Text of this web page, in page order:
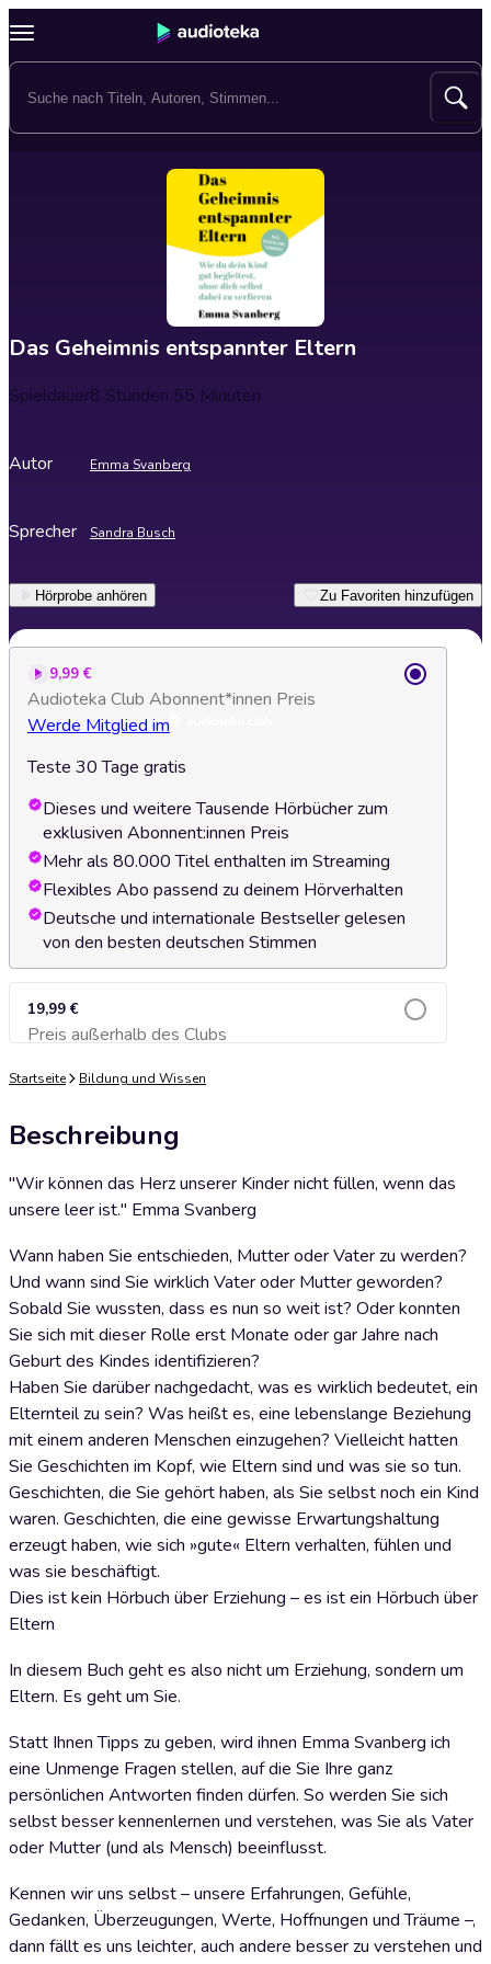
Das Geheimnis entspannter Eltern
Spieldauer8 Stunden 55 Minuten
Autor Emma Svanberg
Sprecher Sandra Busch
Hörprobe anhören Zu Favoriten hinzufügen
9,99 €
Audioteka Club Abonnent*innen Preis
Werde Mitglied im
Teste 30 Tage gratis
Dieses und weitere Tausende Hörbücher zum
exklusiven Abonnent:innen Preis
Mehr als 80.000 Titel enthalten im Streaming
Flexibles Abo passend zu deinem Hörverhalten
Deutsche und internationale Bestseller gelesen
von den besten deutschen Stimmen
19,99 €
Preis außerhalb des ClubsZum Warenkorb hinzufügen
Startseite Bildung und Wissen
Beschreibung
"Wir können das Herz unserer Kinder nicht füllen, wenn das
unsere leer ist." Emma Svanberg
Wann haben Sie entschieden, Mutter oder Vater zu werden?
Und wann sind Sie wirklich Vater oder Mutter geworden?
Sobald Sie wussten, dass es nun so weit ist? Oder konnten
Sie sich mit dieser Rolle erst Monate oder gar Jahre nach
Geburt des Kindes identifizieren?
Haben Sie darüber nachgedacht, was es wirklich bedeutet, ein
Elternteil zu sein? Was heißt es, eine lebenslange Beziehung
mit einem anderen Menschen einzugehen? Vielleicht hatten
Sie Geschichten im Kopf, wie Eltern sind und was sie so tun.
Geschichten, die Sie gehört haben, als Sie selbst noch ein Kind
waren. Geschichten, die eine gewisse Erwartungshaltung
erzeugt haben, wie sich »gute« Eltern verhalten, fühlen und
was sie beschäftigt.
Dies ist kein Hörbuch über Erziehung – es ist ein Hörbuch über
Eltern
In diesem Buch geht es also nicht um Erziehung, sondern um
Eltern. Es geht um Sie.
Statt Ihnen Tipps zu geben, wird ihnen Emma Svanberg ich
eine Unmenge Fragen stellen, auf die Sie Ihre ganz
persönlichen Antworten finden dürfen. So werden Sie sich
selbst besser kennenlernen und verstehen, was Sie als Vater
oder Mutter (und als Mensch) beeinflusst.
Kennen wir uns selbst – unsere Erfahrungen, Gefühle,
Gedanken, Überzeugungen, Werte, Hoffnungen und Träume –,
dann fällt es uns leichter, auch andere besser zu verstehen und